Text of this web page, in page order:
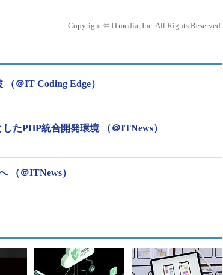
Copyright © ITmedia, Inc. All Rights Reserved.
＠IT Coding Edge）
たPHP統合開発環境 （＠ITNews）
（＠ITNews）